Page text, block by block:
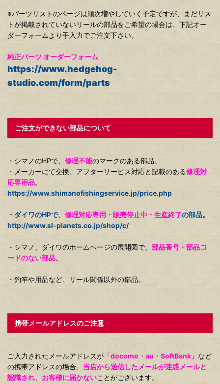
※パーツリストのページは順次増やしていく予定ですが、まだリス
トが掲載されていないリールの部品をご希望の場合は、下記オー
ダーフォームより手入力でご注文下さい。
純正パーツ オーダーフォーム
https://www.hedgehog-
studio.com/form/parts
ご注文ができない部品について
・シマノのHPで、 修理不能のマークのある部品。
・メーカーにて交換、アフターサービス対応と記載のある修理対
応専用品。
https://www.shimanofishingservice.jp/price.php
・ダイワのHPで、 修理対応専用・販売停止中・生産終了の部品。
http://www.sl-planets.co.jp/shop/c/
・シマノ、ダイワのホームページの展開図で、 部品番号・部品コ
ードのない部品。
・釣竿や用品など、リール関係以外の部品。
携帯メールアドレスのご注意
ご入力されたメールアドレスが 「docomo・au・SoftBank」 など
の携帯アドレスの場合、 当店から送信したメールが迷惑メールと
認識され、お客様に届かないことがございます。